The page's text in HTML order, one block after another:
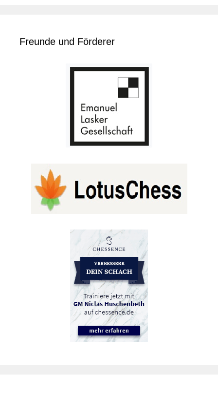
Freunde und Förderer